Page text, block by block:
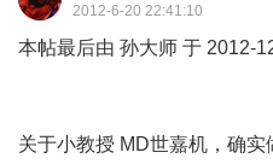
2012-6-20 22:41:10
本帖最后由 孙大师 于 2012-
关于小教授 MD世嘉机，确